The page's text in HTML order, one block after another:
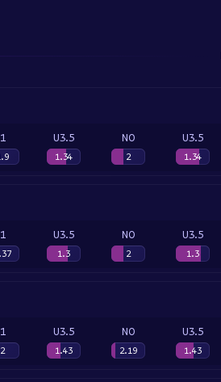
1 U3.5
1.34
NO
2
U3.5
1.34
1 U3.5
1.3
NO
2
U3.5
1.3
1
2
U3.5
1.43
NO
2.19
U3.5
1.43